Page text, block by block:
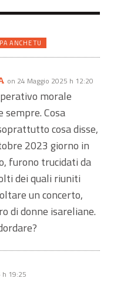
ANCHE TU
on 24 Maggio 2025 h 12:20
morale
sempre. Cosa
cosa disse,
2023 giorno in
furono trucidati da
dei quali riuniti
un concerto,
di donne isareliane.
h 19:25